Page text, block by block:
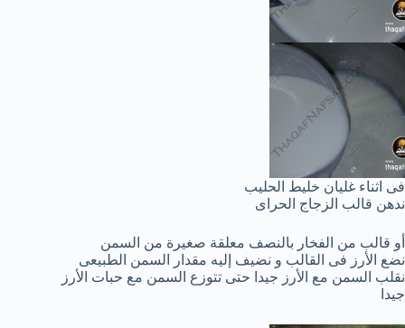
فى اثناء غليان خليط الحليب
ندهن قالب الزجاج الحراى
أو قالب من الفخار بالنصف معلقة صغيرة من السمن
نضع الأرز فى القالب و نضيف إليه مقدار السمن الطبيعى
نقلب السمن مع الأرز جيدا حتى تتوزع السمن مع حبات الأرز
جيدا